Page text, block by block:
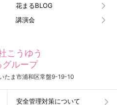
花まるBLOG
講演会
こうゆう
グループ
たま市浦和区常盤9-19-10
安全管理対策について